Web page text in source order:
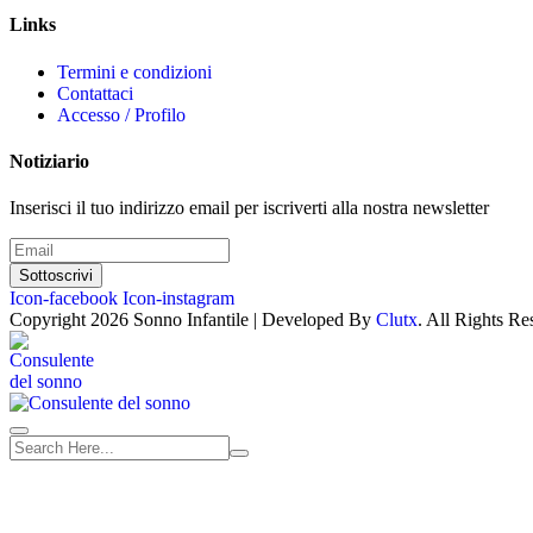
Links
Termini e condizioni
Contattaci
Accesso / Profilo
Notiziario
Inserisci il tuo indirizzo email per iscriverti alla nostra newsletter
Sottoscrivi
Icon-facebook Icon-instagram
Copyright 2026 Sonno Infantile | Developed By Clutx. All Rights